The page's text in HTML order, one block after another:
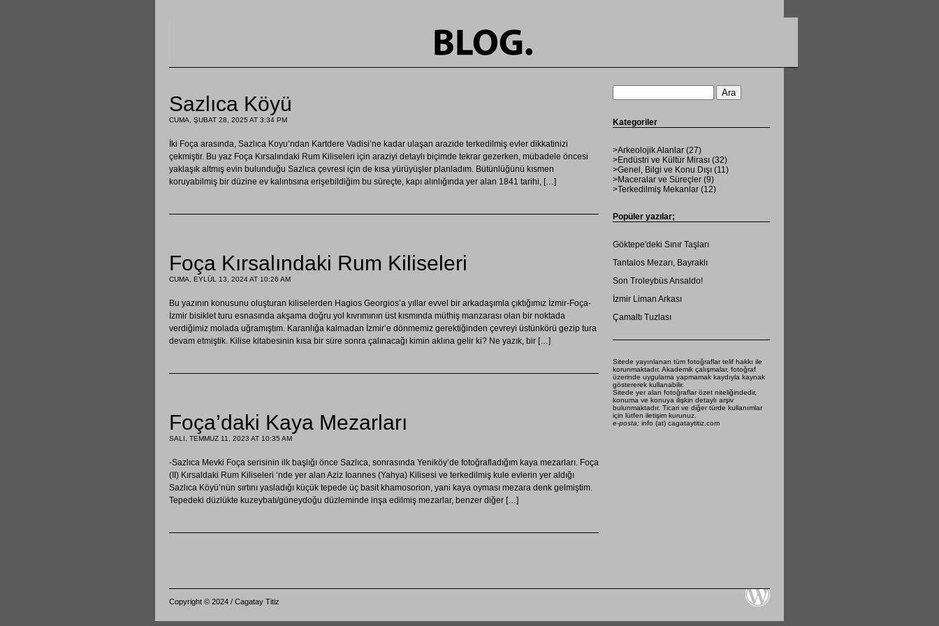
Sazlıca Köyü
CUMA, ŞUBAT 28, 2025 AT 3:34 PM
İki Foça arasında, Sazlıca Koyu’ndan Kartdere Vadisi’ne kadar ulaşan arazide terkedilmiş evler dikkatinizi
çekmiştir. Bu yaz Foça Kırsalındaki Rum Kiliseleri için araziyi detaylı biçimde tekrar gezerken, mübadele öncesi
yaklaşık altmış evin bulunduğu Sazlıca çevresi için de kısa yürüyüşler planladım. Bütünlüğünü kısmen
koruyabilmiş bir düzine ev kalıntısına erişebildiğim bu süreçte, kapı alınlığında yer alan 1841 tarihi, […]
Foça Kırsalındaki Rum Kiliseleri
CUMA, EYLÜL 13, 2024 AT 10:26 AM
Bu yazının konusunu oluşturan kiliselerden Hagios Georgios’a yıllar evvel bir arkadaşımla çıktığımız İzmir-Foça-
İzmir bisiklet turu esnasında akşama doğru yol kıvrımının üst kısmında müthiş manzarası olan bir noktada
verdiğimiz molada uğramıştım. Karanlığa kalmadan İzmir’e dönmemiz gerektiğinden çevreyi üstünkörü gezip tura
devam etmiştik. Kilise kitabesinin kısa bir süre sonra çalınacağı kimin aklına gelir ki? Ne yazık, bir […]
Foça’daki Kaya Mezarları
SALI, TEMMUZ 11, 2023 AT 10:35 AM
-Sazlıca Mevki Foça serisinin ilk başlığı önce Sazlıca, sonrasında Yeniköy’de fotoğrafladığım kaya mezarları. Foça
(II) Kırsaldaki Rum Kiliseleri ‘nde yer alan Aziz Ioannes (Yahya) Kilisesi ve terkedilmiş kule evlerin yer aldığı
Sazlıca Köyü’nün sırtını yasladığı küçük tepede üç basit khamosorion, yani kaya oyması mezara denk gelmiştim.
Tepedeki düzlükte kuzeybatı/güneydoğu düzleminde inşa edilmiş mezarlar, benzer diğer […]
Kategoriler
>Arkeolojik Alanlar (27)
>Endüstri ve Kültür Mirası (32)
>Genel, Bilgi ve Konu Dışı (11)
>Maceralar ve Süreçler (9)
>Terkedilmiş Mekanlar (12)
Popüler yazılar;
Göktepe'deki Sınır Taşları
Tantalos Mezarı, Bayraklı
Son Troleybüs Ansaldo!
İzmir Liman Arkası
Çamaltı Tuzlası
Sitede yayınlanan tüm fotoğraflar telif hakkı ile
korunmaktadır. Akademik çalışmalar, fotoğraf
üzerinde uygulama yapmamak kaydıyla kaynak
göstererek kullanabilir.
Sitede yer alan fotoğraflar özet niteliğindedir,
konuma ve konuya ilişkin detaylı arşiv
bulunmaktadır. Ticari ve diğer türde kullanımlar
için lütfen iletişim kurunuz.
e-posta; info (at) cagataytitiz.com
Copyright © 2024 / Cagatay Titiz